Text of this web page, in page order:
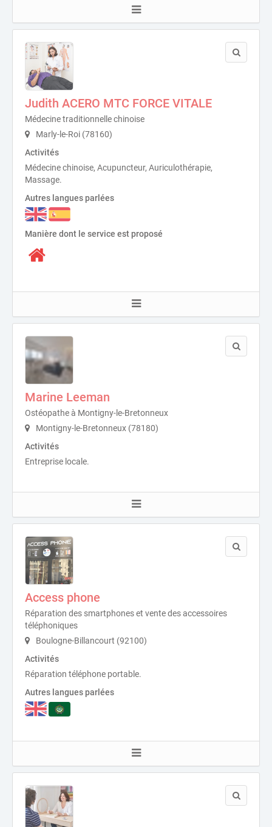
Judith ACERO MTC FORCE VITALE
Médecine traditionnelle chinoise
Marly-le-Roi (78160)
Activités
Médecine chinoise, Acupuncteur, Auriculothérapie,
Massage.
Autres langues parlées
Manière dont le service est proposé
Marine Leeman
Ostéopathe à Montigny-le-Bretonneux
Montigny-le-Bretonneux (78180)
Activités
Entreprise locale.
Access phone
Réparation des smartphones et vente des accessoires
téléphoniques
Boulogne-Billancourt (92100)
Activités
Réparation téléphone portable.
Autres langues parlées